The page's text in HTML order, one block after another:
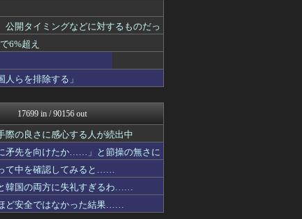
明日は何を食べようか
哲学ニュースnwk
素敵な鬼女様
スターライト速報 -遊戯王...
ゲーム実況者速報＠YouT...
ミニゴブ速報 ～グラブルま...
アルファルファモザイク＠ネ...
乃木通 乃木坂46櫻坂46...
ラビット速報
投資ちゃんねる
ヒーローNEWS
コンテンツ・声優 | ラブ...
鬼女はみた -修羅場・恋愛...
開タイミングなどに対するものだっ
6%超え
らを排除する」
17699 in / 90156 out
際の良さに感心する人が続出中
矛先を向けたか……」と節操の無さに
て中を確認してみると……
韓国の両方に失礼すぎるわ……
ど安全ではなかった結果……